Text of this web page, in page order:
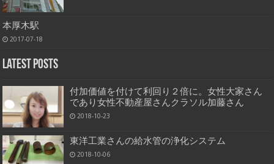
本厚木駅
2017-07-18
Latest Posts
付加価値を付けて利回り２倍に。女性大家さん
であり女性不動産屋さんクラソル加藤さん
2018-10-23
東洋工業さんの給水管の浄化システム
2018-10-06